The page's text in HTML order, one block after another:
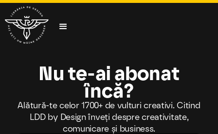
Nu te-ai abonat
încă?
Alătură-te celor 1700+ de vulturi creativi. Citind
LDD by Design înveți despre creativitate,
comunicare și business.